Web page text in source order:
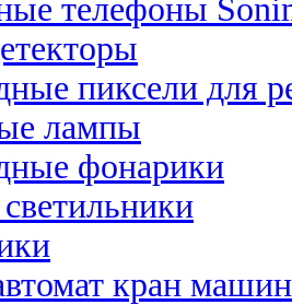
телефоны
пиксели для
лампы
фонарики
кран